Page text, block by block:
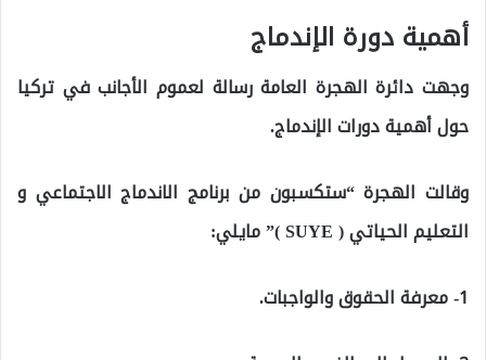
أهمية دورة الإندماج
وجهت دائرة الهجرة العامة رسالة لعموم الأجانب في تركيا
حول أهمية دورات الإندماج.
وقالت الهجرة “ستكسبون من برنامج الاندماج الاجتماعي و
التعليم الحياتي ( SUYE )” مايلي:
1- معرفة الحقوق والواجبات.